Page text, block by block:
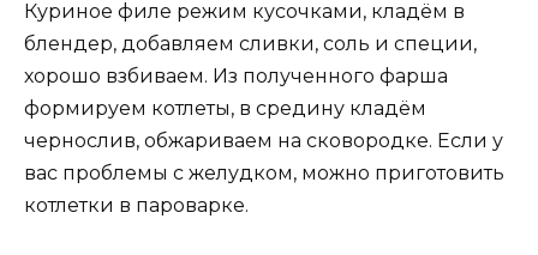
Куриное филе режим кусочками, кладём в
блендер, добавляем сливки, соль и специи,
хорошо взбиваем. Из полученного фарша
формируем котлеты, в средину кладём
чернослив, обжариваем на сковородке. Если у
вас проблемы с желудком, можно приготовить
котлетки в пароварке.